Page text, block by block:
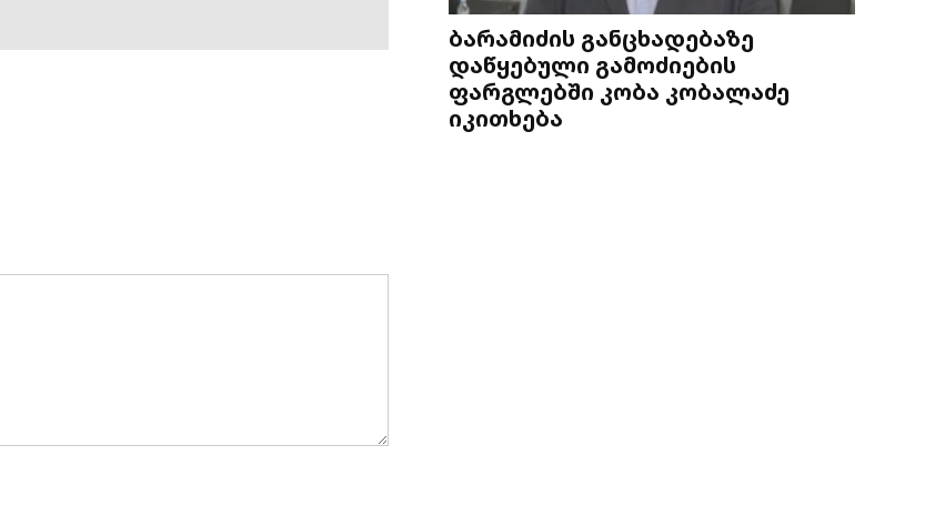
ბარამიძის განცხადებაზე
დაწყებული გამოძიების
ფარგლებში კობა კობალაძე
იკითხება